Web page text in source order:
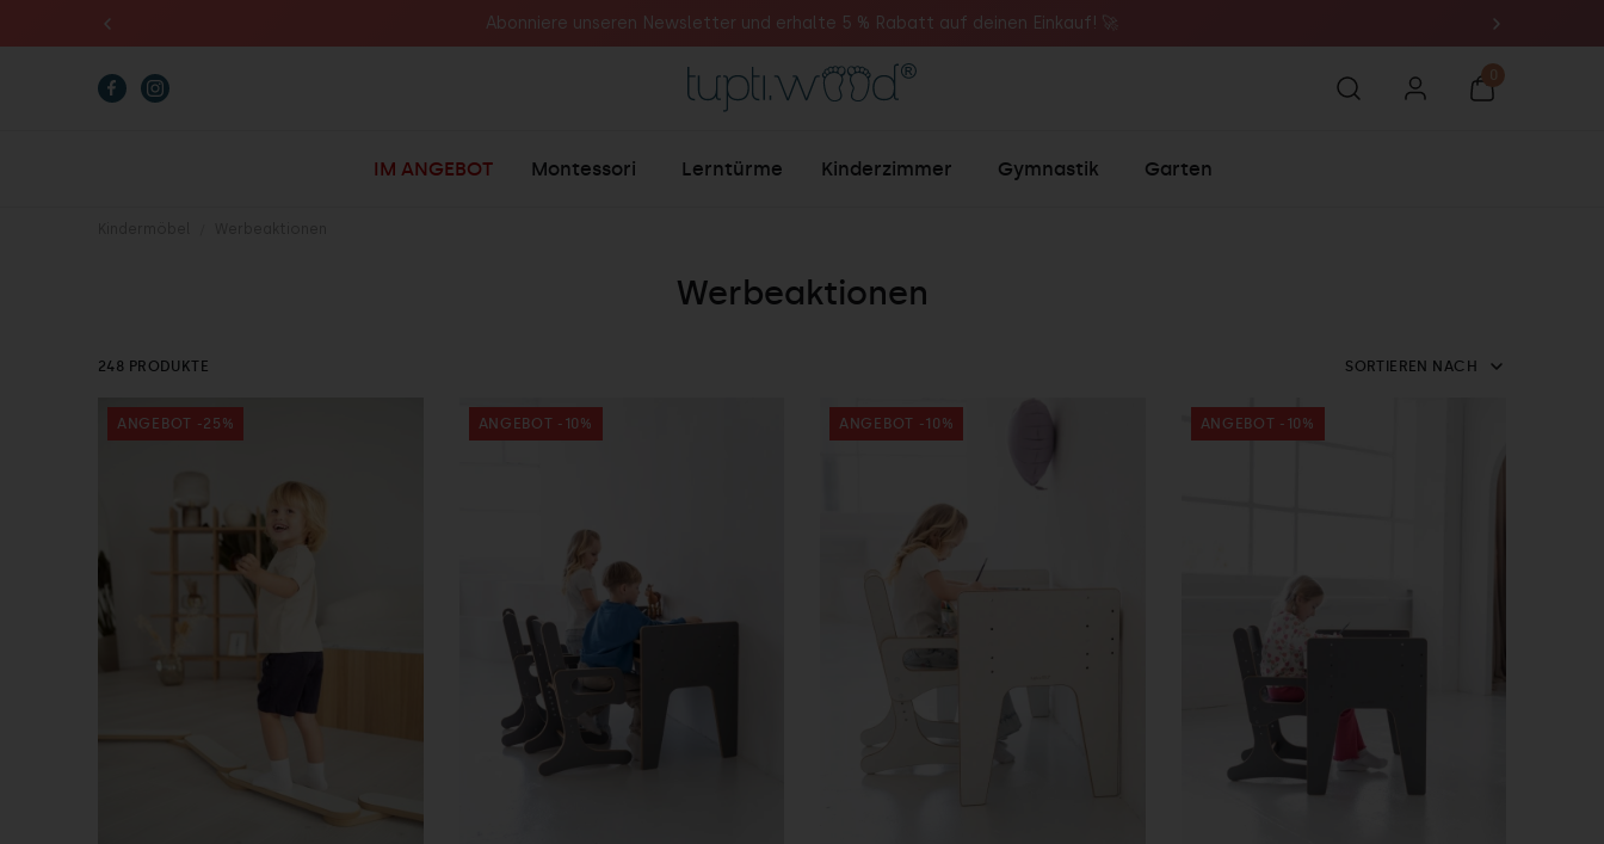
Abonniere unseren Newsletter und erhalte 5 % Rabatt auf deinen Einkauf! 🚀
IM ANGEBOT Montessori Lerntürme Kinderzimmer Gymnastik Garten
Werbeaktionen
248 PRODUKTE SORTIEREN NACH
ANGEBOT -25% ANGEBOT -10% ANGEBOT -10% ANGEBOT -10%